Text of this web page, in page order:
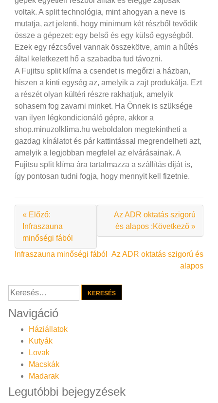
voltak. A split technológia, mint ahogyan a neve is
mutatja, azt jelenti, hogy minimum két részből tevődik
össze a gépezet: egy belső és egy külső egységből.
Ezek egy rézcsővel vannak összekötve, amin a hűtés
által keletkezett hő a szabadba tud távozni.
A Fujitsu split klíma a csendet is megőrzi a házban,
hiszen a kinti egység az, amelyik a zajt produkálja. Ezt
a részét olyan kültéri részre rakhatjuk, amelyik
sohasem fog zavarni minket. Ha Önnek is szüksége
van ilyen légkondicionáló gépre, akkor a
shop.minuzolklima.hu weboldalon megtekintheti a
gazdag kínálatot és pár kattintással megrendelheti azt,
amelyik a legjobban megfelel az elvárásainak. A
Fujitsu split klíma ára tartalmazza a szállítás díját is,
így pontosan tudni fogja, hogy mennyit kell fizetnie.
« Előző:
Infraszauna
minőségi fából
Az ADR oktatás szigorú
és alapos :Következő »
Bejegyzés
Infraszauna minőségi fából
Az ADR oktatás szigorú és
alapos
Keresés:
Navigáció
Háziállatok
Kutyák
Lovak
Macskák
Madarak
Legutóbbi bejegyzések